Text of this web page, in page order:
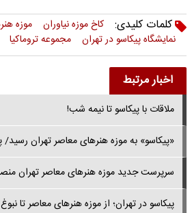
کلمات کلیدی:
کاخ موزه نیاوران
موزه
نمایشگاه پیکاسو در تهران
مجموعه تروماکیا
اخبار مرتبط
ملاقات با پیکاسو تا نیمه شب!
«پیکاسو» به موزه هنرهای معاصر تهران
سرپرست جدید موزه هنرهای معاصر تهران
پیکاسو در تهران؛ از موزه هنرهای معاصر تا